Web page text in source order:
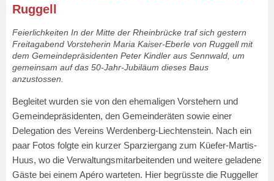
Ruggell
Feierlichkeiten In der Mitte der Rheinbrücke traf sich gestern
Freitagabend Vorsteherin Maria Kaiser-Eberle von Ruggell mit
dem Gemeindepräsidenten Peter Kindler aus Sennwald, um
gemeinsam auf das 50-Jahr-Jubiläum dieses Baus
anzustossen.
Begleitet wurden sie von den ehemaligen Vorstehern und
Gemeindepräsidenten, den Gemeinderäten sowie einer
Delegation des Vereins Werdenberg-Liechtenstein. Nach ein
paar Fotos folgte ein kurzer Sparziergang zum Küefer-Martis-
Huus, wo die Verwaltungsmitarbeitenden und weitere geladene
Gäste bei einem Apéro warteten. Hier begrüsste die Ruggeller